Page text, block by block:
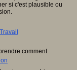
si c'est plausible ou
comment